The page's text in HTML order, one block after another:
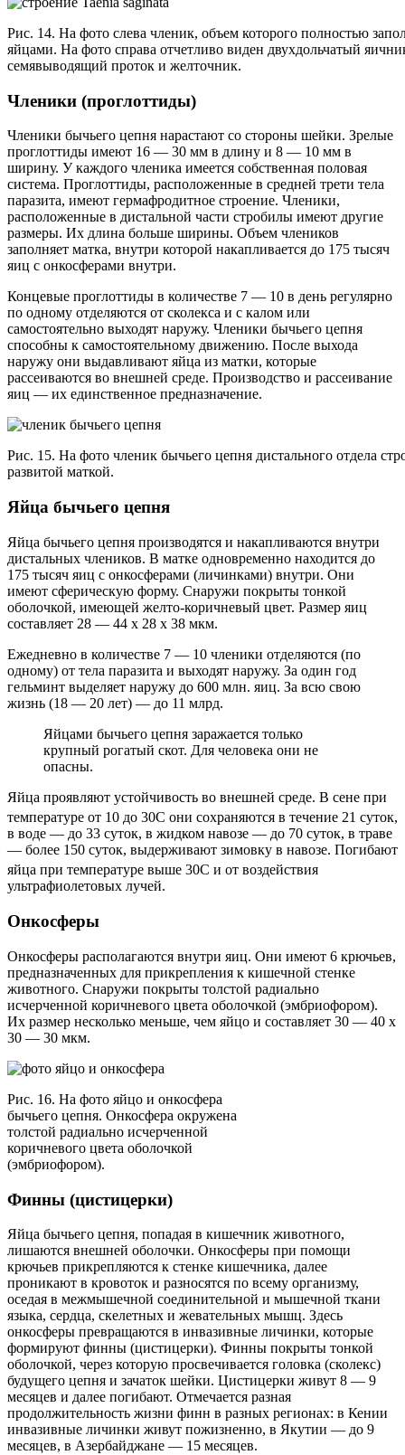
Рис. 14. На фото слева членик, объем которого полностью
яйцами. На фото справа отчетливо виден двухдольчатый
семявыводящий проток и желточник.
Членики (проглоттиды)
Членики бычьего цепня нарастают со стороны шейки. Зрелые
проглоттиды имеют 16 — 30 мм в длину и 8 — 10 мм в
ширину. У каждого членика имеется собственная половая
система. Проглоттиды, расположенные в средней трети тела
паразита, имеют гермафродитное строение. Членики,
расположенные в дистальной части стробилы имеют другие
размеры. Их длина больше ширины. Объем члеников
заполняет матка, внутри которой накапливается до 175 тысяч
яиц с онкосферами внутри.
Концевые проглоттиды в количестве 7 — 10 в день регулярно
по одному отделяются от сколекса и с калом или
самостоятельно выходят наружу. Членики бычьего цепня
способны к самостоятельному движению. После выхода
наружу они выдавливают яйца из матки, которые
рассеиваются во внешней среде. Производство и рассеивание
яиц — их единственное предназначение.
Рис. 15. На фото членик бычьего цепня дистального отдела
развитой маткой.
Яйца бычьего цепня
Яйца бычьего цепня производятся и накапливаются внутри
дистальных члеников. В матке одновременно находится до
175 тысяч яиц с онкосферами (личинками) внутри. Они
имеют сферическую форму. Снаружи покрыты тонкой
оболочкой, имеющей желто-коричневый цвет. Размер яиц
составляет 28 — 44 х 28 х 38 мкм.
Ежедневно в количестве 7 — 10 членики отделяются (по
одному) от тела паразита и выходят наружу. За один год
гельминт выделяет наружу до 600 млн. яиц. За всю свою
жизнь (18 — 20 лет) — до 11 млрд.
Яйцами бычьего цепня заражается только
крупный рогатый скот. Для человека они не
опасны.
Яйца проявляют устойчивость во внешней среде. В сене при
температуре от 10 до 30С они сохраняются в течение 21 суток,
в воде — до 33 суток, в жидком навозе — до 70 суток, в траве
— более 150 суток, выдерживают зимовку в навозе. Погибают
яйца при температуре выше 30С и от воздействия
ультрафиолетовых лучей.
Онкосферы
Онкосферы располагаются внутри яиц. Они имеют 6 крючьев,
предназначенных для прикрепления к кишечной стенке
животного. Снаружи покрыты толстой радиально
исчерченной коричневого цвета оболочкой (эмбриофором).
Их размер несколько меньше, чем яйцо и составляет 30 — 40 х
30 — 30 мкм.
Рис. 16. На фото яйцо и онкосфера
бычьего цепня. Онкосфера окружена
толстой радиально исчерченной
коричневого цвета оболочкой
(эмбриофором).
Финны (цистицерки)
Яйца бычьего цепня, попадая в кишечник животного,
лишаются внешней оболочки. Онкосферы при помощи
крючьев прикрепляются к стенке кишечника, далее
проникают в кровоток и разносятся по всему организму,
оседая в межмышечной соединительной и мышечной ткани
языка, сердца, скелетных и жевательных мышц. Здесь
онкосферы превращаются в инвазивные личинки, которые
формируют финны (цистицерки). Финны покрыты тонкой
оболочкой, через которую просвечивается головка (сколекс)
будущего цепня и зачаток шейки. Цистицерки живут 8 — 9
месяцев и далее погибают. Отмечается разная
продолжительность жизни финн в разных регионах: в Кении
инвазивные личинки живут пожизненно, в Якутии — до 9
месяцев, в Азербайджане — 15 месяцев.